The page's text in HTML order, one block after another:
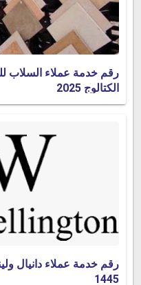
رقم خدمة عملاء السلاب
الكتالوج 2025
رقم خدمة عملاء دانيال
1445